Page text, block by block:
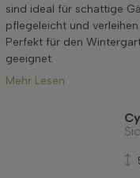
Maximale Höhe (cm)
Geschlecht
sind ideal für schattige
pflegeleicht und
Perfekt für den
geeignet.
Mehr Lesen